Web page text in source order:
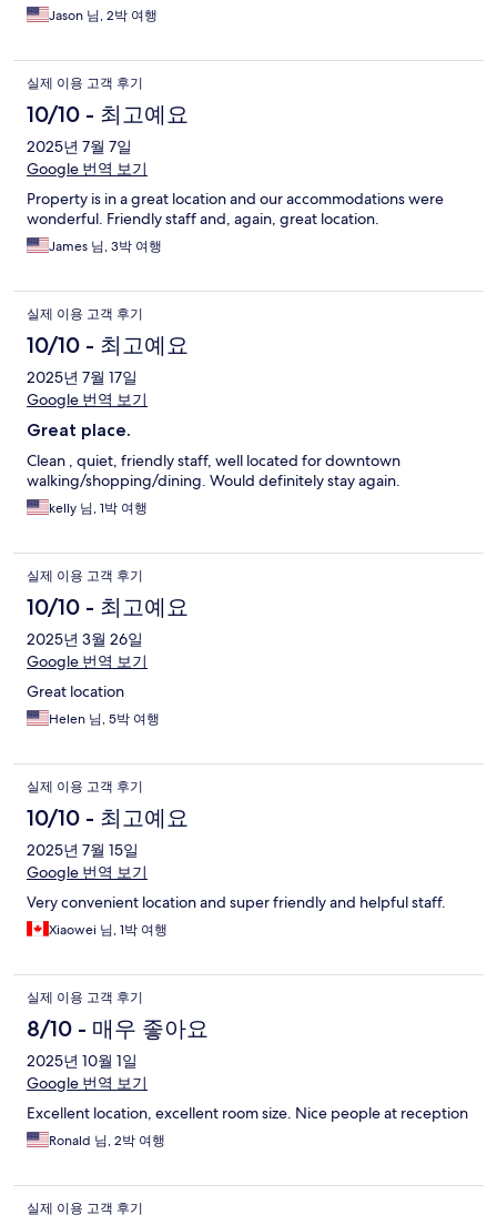
Jason 님, 2박 여행
실제 이용 고객 후기
10/10 - 최고예요
2025년 7월 7일
Google 번역 보기
Property is in a great location and our accommodations were
wonderful. Friendly staff and, again, great location.
James 님, 3박 여행
실제 이용 고객 후기
10/10 - 최고예요
2025년 7월 17일
Google 번역 보기
Great place.
Clean , quiet, friendly staff, well located for downtown
walking/shopping/dining. Would definitely stay again.
kelly 님, 1박 여행
실제 이용 고객 후기
10/10 - 최고예요
2025년 3월 26일
Google 번역 보기
Great location
Helen 님, 5박 여행
실제 이용 고객 후기
10/10 - 최고예요
2025년 7월 15일
Google 번역 보기
Very convenient location and super friendly and helpful staff.
Xiaowei 님, 1박 여행
실제 이용 고객 후기
8/10 - 매우 좋아요
2025년 10월 1일
Google 번역 보기
Excellent location, excellent room size. Nice people at reception
Ronald 님, 2박 여행
실제 이용 고객 후기